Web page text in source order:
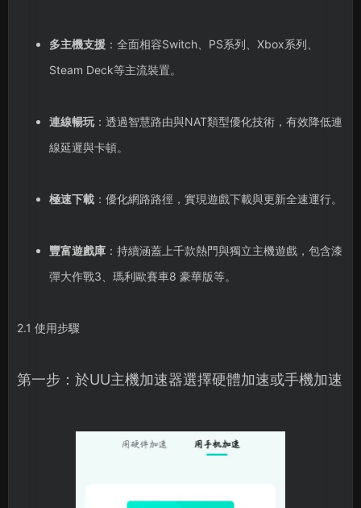
多主機支援：全面相容Switch、PS系列、Xbox系列、
Steam Deck等主流裝置。
連線暢玩：透過智慧路由與NAT類型優化技術，有效降低連
線延遲與卡頓。
極速下載：優化網路路徑，實現遊戲下載與更新全速運行。
豐富遊戲庫：持續涵蓋上千款熱門與獨立主機遊戲，包含漆
彈大作戰3、瑪利歐賽車8 豪華版等。
2.1 使用步驟
第一步：於UU主機加速器選擇硬體加速或手機加速